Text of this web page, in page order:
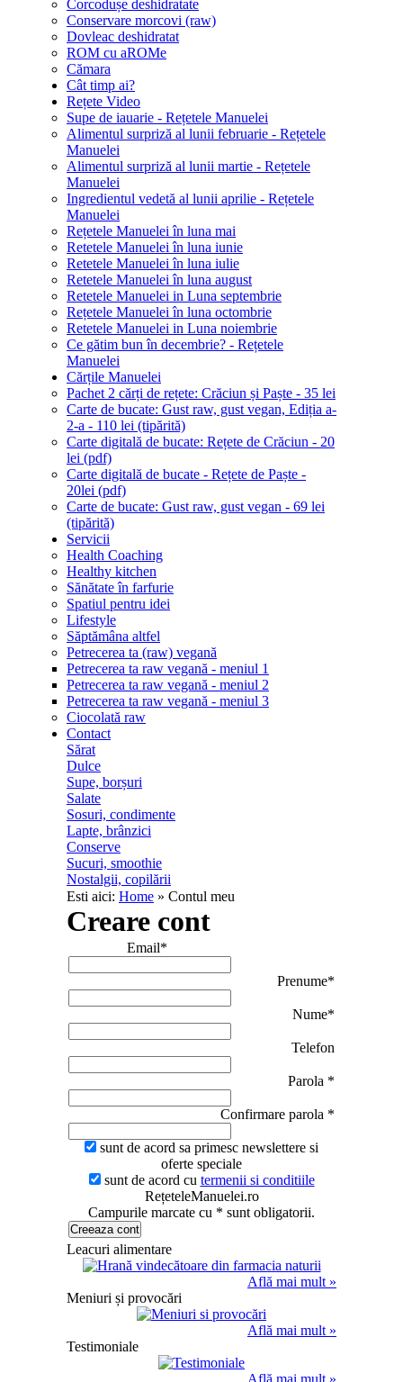
Corcodușe deshidratate
Conservare morcovi (raw)
Dovleac deshidratat
ROM cu aROMe
Cămara
Cât timp ai?
Rețete Video
Supe de iauarie - Rețetele Manuelei
Alimentul surpriză al lunii februarie - Rețetele
Manuelei
Alimentul surpriză al lunii martie - Rețetele
Manuelei
Ingredientul vedetă al lunii aprilie - Rețetele
Manuelei
Rețetele Manuelei în luna mai
Retetele Manuelei în luna iunie
Retetele Manuelei în luna iulie
Retetele Manuelei în luna august
Retetele Manuelei in Luna septembrie
Rețetele Manuelei în luna octombrie
Retetele Manuelei in Luna noiembrie
Ce gătim bun în decembrie? - Rețetele
Manuelei
Cărțile Manuelei
Pachet 2 cărți de rețete: Crăciun și Paște - 35 lei
Carte de bucate: Gust raw, gust vegan, Ediția a-
2-a - 110 lei (tipărită)
Carte digitală de bucate: Rețete de Crăciun - 20
lei (pdf)
Carte digitală de bucate - Rețete de Paște -
20lei (pdf)
Carte de bucate: Gust raw, gust vegan - 69 lei
(tipărită)
Servicii
Health Coaching
Healthy kitchen
Sănătate în farfurie
Spatiul pentru idei
Lifestyle
Săptămâna altfel
Petrecerea ta (raw) vegană
Petrecerea ta raw vegană - meniul 1
Petrecerea ta raw vegană - meniul 2
Petrecerea ta raw vegană - meniul 3
Ciocolată raw
Contact
Sărat
Dulce
Supe, borșuri
Salate
Sosuri, condimente
Lapte, brânzici
Conserve
Sucuri, smoothie
Nostalgii, copilării
Esti aici: Home » Contul meu
Creare cont
Email*
Prenume*
Nume*
Telefon
Parola *
Confirmare parola *
sunt de acord sa primesc newslettere si
oferte speciale
sunt de acord cu termenii si conditiile
RețeteleManuelei.ro
Campurile marcate cu * sunt obligatorii.
Leacuri alimentare
Află mai mult »
Meniuri și provocări
Află mai mult »
Testimoniale
Află mai mult »